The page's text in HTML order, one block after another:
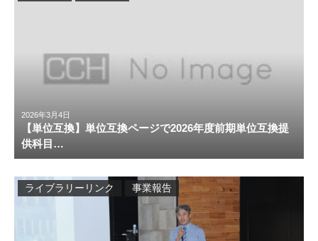
2026年3月4日
【単位互換】単位互換ページで2026年度前期単位互換提
供科目…
ライブラリーリンク 事業報告